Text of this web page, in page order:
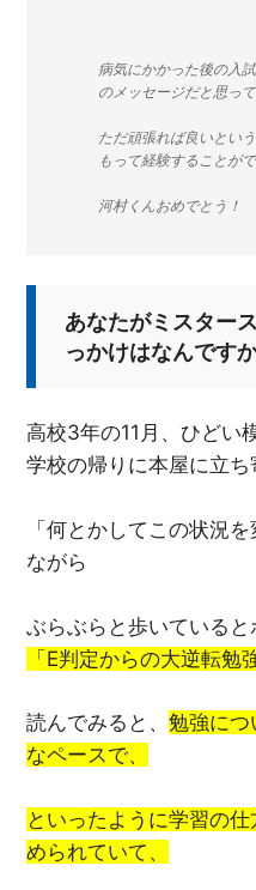
病気にかかった後の入
のメッセージだと思って
ただ頑張れば良いとい
もって経験することが
河村くんおめでとう！
あなたがミスター
っかけはなんです
高校3年の11月、ひどい
学校の帰りに本屋に立ち
「何とかしてこの状況
ながら
ぶらぶらと歩いている
「E判定からの大逆転勉
読んでみると、勉強につ
なペースで、
といったように学習の
められていて、